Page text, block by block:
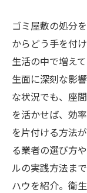
ゴミ屋敷の処分
からどう手を付
生活の中で増え
生面に深刻な影
な状況でも、座
を活かせば、効
を片付ける方法
る業者の選び方
ルの実践方法ま
ハウを紹介。衛